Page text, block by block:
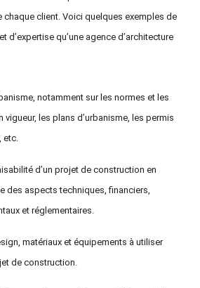
client. Voici quelques exemples de
d’expertise qu’une agence d’architecture
notamment surles normes et les
vigueur, les plans d’urbanisme, les permis
etc.
d’un projet de construction en
des aspects techniques, financiers,
et réglementaires.
matériaux et équipements à utiliser
de construction.